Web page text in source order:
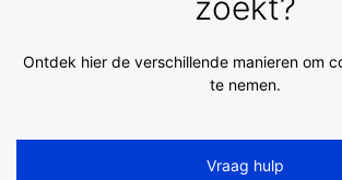
Ontdek hier de verschillende manieren om
te nemen.
Vraag hulp